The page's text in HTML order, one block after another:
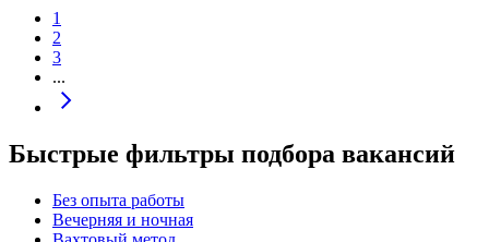
1
2
3
...
Быстрые фильтры подбора вакансий
Без опыта работы
Вечерняя и ночная